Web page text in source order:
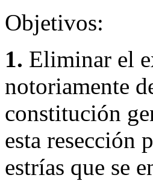
Objetivos:
1. Eliminar el
notoriamente
constitución
esta resección
estrías que se